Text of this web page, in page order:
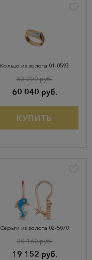
Кольцо из золота 01-0593
60 040 руб.
63 200 руб.
КУПИТЬ
Серьги из золота 02-5070
19 152 руб.
20 160 руб.